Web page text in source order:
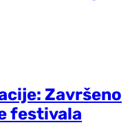
Završeno
festivala